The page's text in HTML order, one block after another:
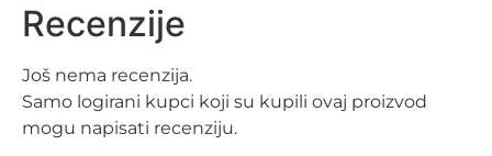
Recenzije
Još nema recenzija.
Samo logirani kupci koji su kupili ovaj proizvod
mogu napisati recenziju.